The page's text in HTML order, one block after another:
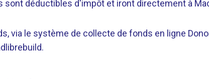
sont déductibles d'impôt et iront directement à
via le système de collecte de fonds en ligne